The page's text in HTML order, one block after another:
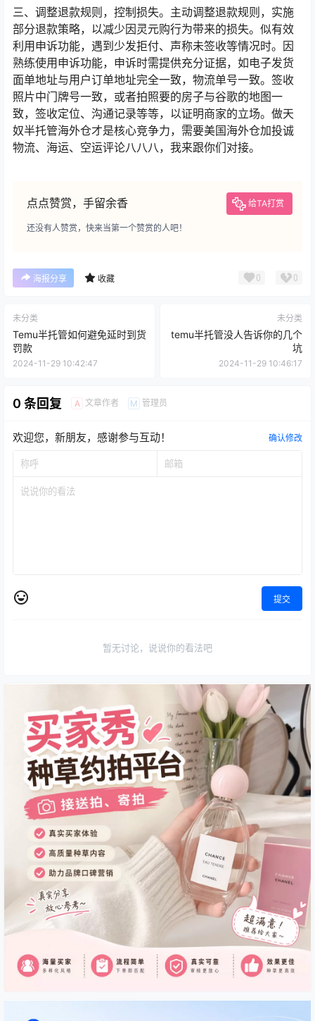
三、调整退款规则，控制损失。主动调整退款规则，实施
部分退款策略，以减少因灵元购行为带来的损失。似有效
利用申诉功能，遇到少发拒付、声称未签收等情况时。因
熟练使用申诉功能，申诉时需提供充分证据，如电子发货
面单地址与用户订单地址完全一致，物流单号一致。签收
照片中门牌号一致，或者拍照要的房子与谷歌的地图一
致，签收定位、沟通记录等等，以证明商家的立场。做天
奴半托管海外仓才是核心竞争力，需要美国海外仓加投诚
物流、海运、空运评论八八八，我来跟你们对接。
点点赞赏，手留余香 给TA打赏
还没有人赞赏，快来当第一个赞赏的人吧！
海报分享 收藏 0 0
未分类
Temu半托管如何避免延时到货
罚款
2024-11-29 10:42:47
未分类
temu半托管没人告诉你的几个
坑
2024-11-29 10:46:17
0 条回复 A 文章作者 M 管理员
欢迎您，新朋友，感谢参与互动！ 确认修改
提交
暂无讨论，说说你的看法吧